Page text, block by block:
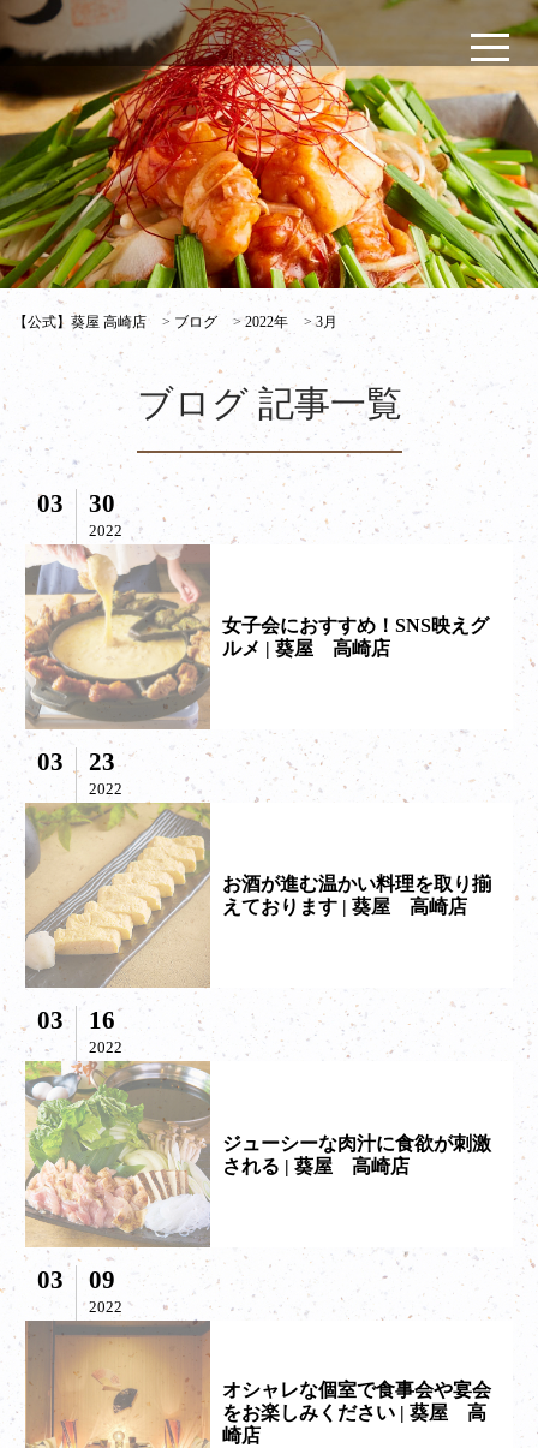
【公式】葵屋 高崎店 > ブログ >2022年 >3月
ブログ 記事一覧
03 30
2022
女子会におすすめ！SNS映えグ
ルメ | 葵屋 高崎店
03 23
2022
お酒が進む温かい料理を取り揃
えております | 葵屋 高崎店
03 16
2022
ジューシーな肉汁に食欲が刺激
される | 葵屋 高崎店
03 09
2022
オシャレな個室で食事会や宴会
をお楽しみください | 葵屋 高
崎店